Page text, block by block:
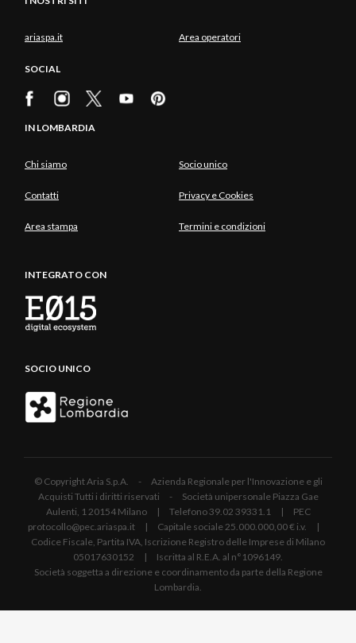
ariaspa.it Area operatori
SOCIAL
IN LOMBARDIA
Chi siamo Socio unico
Contatti Privacy e Cookies
Area stampa Termini e condizioni
INTEGRATO CON
SOCIO UNICO
© Copyright Aria S.p.A. - Azienda Regionale per l'Innovazione e gli
Acquisti Tutti i diritti riservati - Società unipersonale Piazza Gae
Aulenti, 1 20154 Milano | Telefono 39.02 39331.1 | PEC
protocollo@pec.ariaspa.it | Capitale sociale 25.000.000,00 € i.v. |
Codice Fiscale, Partita IVA, Iscrizione Registro delle Imprese di Milano
05017630152 | Iscritta al R.E.A. al n°1096149.
Società soggetta a direzione e coordinamento da parte della Regione
Lombardia.